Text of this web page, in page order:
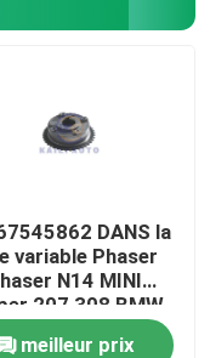
DANS la
variable Phaser
N14 MINI
207 308 BMW
à cames
meilleur prix